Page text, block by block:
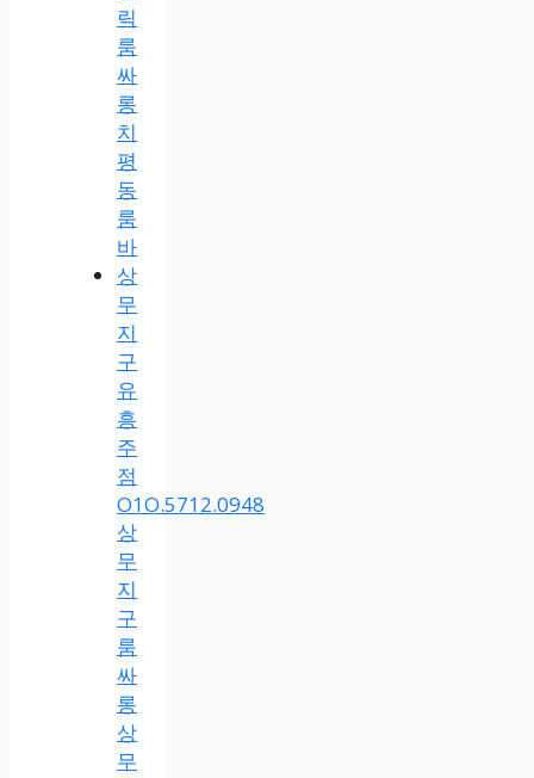
릭
룸
싸
롱
치
평
동
룸
바
상
무
지
구
유
흥
주
점
O1O.5712.0948
상
무
지
구
룸
싸
롱
상
무